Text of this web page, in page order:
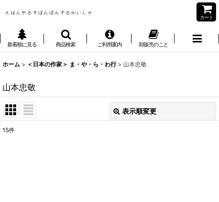
カート
新着順に見る 商品検索 ご利用案内 卸販売のこと
ホーム > ＜日本の作家＞ ま・や・ら・わ行 > 山本忠敬
山本忠敬
表示順変更
15件